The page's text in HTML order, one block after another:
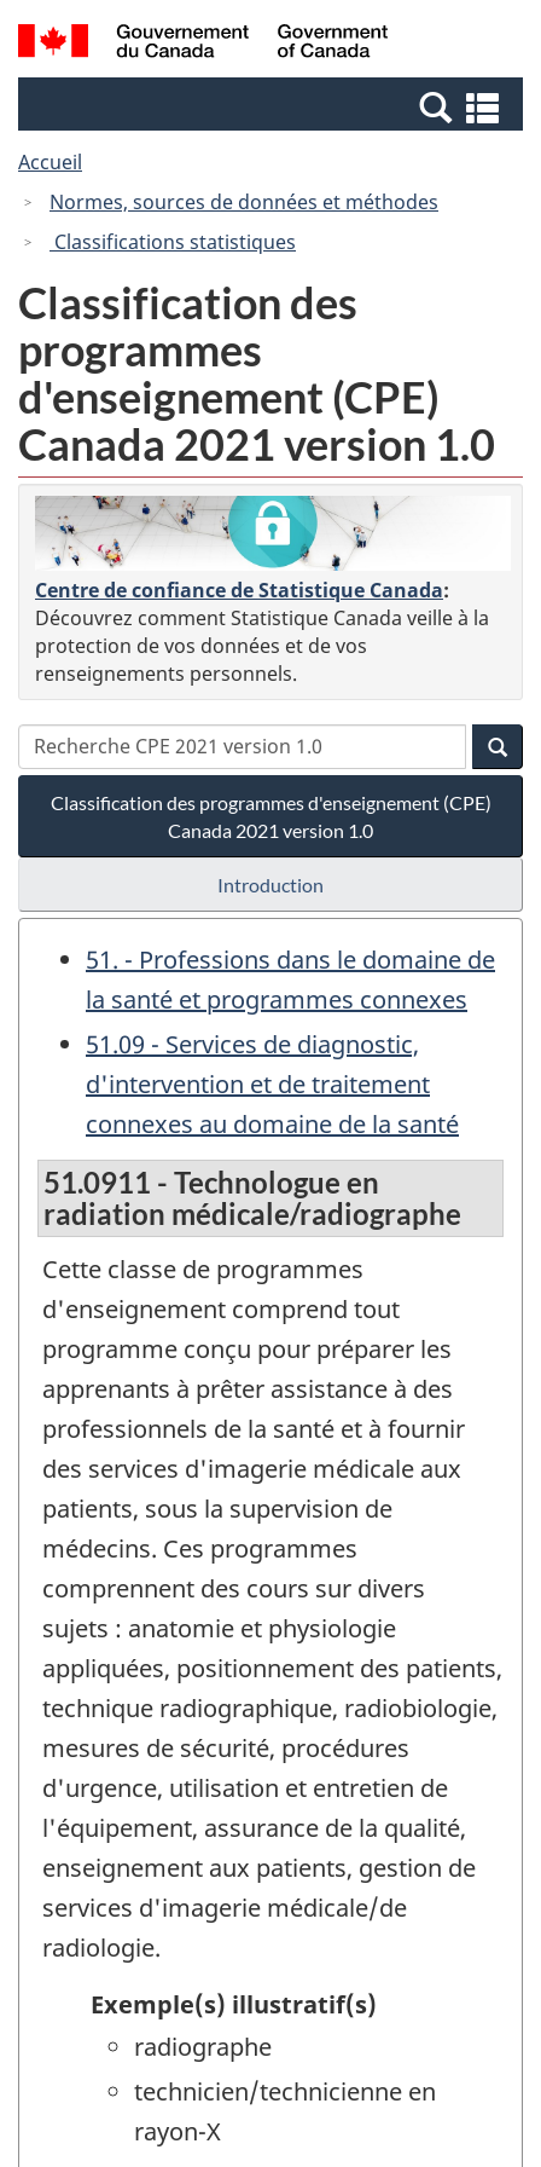
Passer
au
Passer
à
Canada
Recherche
et
et
Accueil
Normes, sources de données et méthodes
Classifications statistiques
Classification des
programmes
d'enseignement (CPE)
Canada 2021 version 1.0
Centre de confiance de Statistique Canada:
Découvrez comment Statistique Canada veille à la
protection de vos données et de vos
renseignements personnels.
Classification des programmes d'enseignement (CPE)
Canada 2021 version 1.0
Introduction
51. - Professions dans le domaine de
la santé et programmes connexes
51.09 - Services de diagnostic,
d'intervention et de traitement
connexes au domaine de la santé
51.0911 - Technologue en
radiation médicale/radiographe
Cette classe de programmes
d'enseignement comprend tout
programme conçu pour préparer les
apprenants à prêter assistance à des
professionnels de la santé et à fournir
des services d'imagerie médicale aux
patients, sous la supervision de
médecins. Ces programmes
comprennent des cours sur divers
sujets : anatomie et physiologie
appliquées, positionnement des patients,
technique radiographique, radiobiologie,
mesures de sécurité, procédures
d'urgence, utilisation et entretien de
l'équipement, assurance de la qualité,
enseignement aux patients, gestion de
services d'imagerie médicale/de
radiologie.
Exemple(s) illustratif(s)
radiographe
technicien/technicienne en
rayon-X